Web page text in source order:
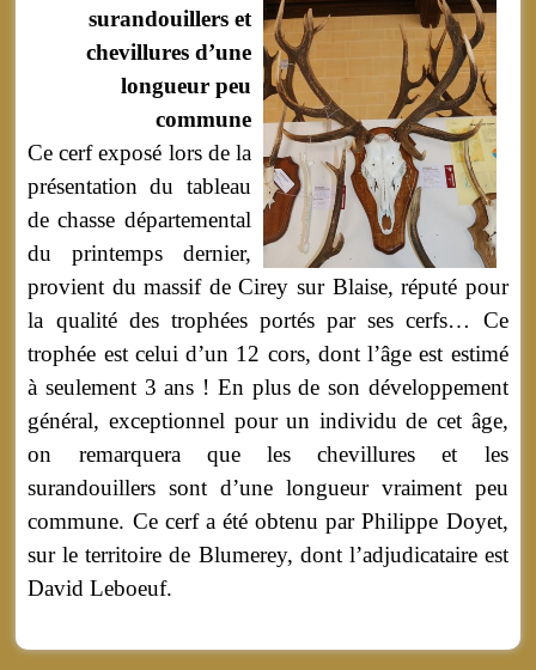
surandouillers et
chevillures d’une
longueur peu
commune
Ce cerf exposé lors de la
présentation du tableau
de chasse départemental
du printemps dernier,
provient du massif de Cirey sur Blaise, réputé pour
la qualité des trophées portés par ses cerfs… Ce
trophée est celui d’un 12 cors, dont l’âge est estimé
à seulement 3 ans ! En plus de son développement
général, exceptionnel pour un individu de cet âge,
on remarquera que les chevillures et les
surandouillers sont d’une longueur vraiment peu
commune. Ce cerf a été obtenu par Philippe Doyet,
sur le territoire de Blumerey, dont l’adjudicataire est
David Leboeuf.